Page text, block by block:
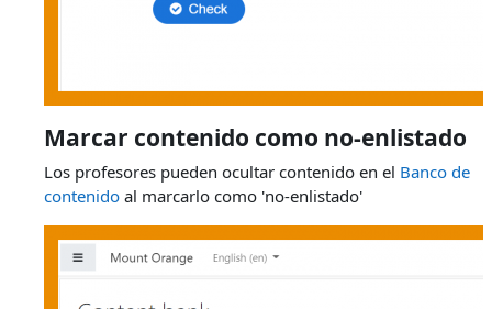
Marcar contenido como no-enlistado
Los profesores pueden ocultar contenido en el Banco de
contenido al marcarlo como 'no-enlistado'